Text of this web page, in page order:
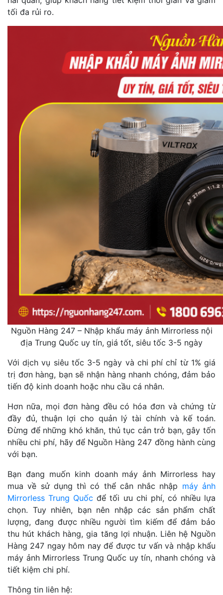
tối đa rủi ro.
Nguồn Hàng 247 – Nhập khẩu máy ảnh Mirrorless nội
địa Trung Quốc uy tín, giá tốt, siêu tốc 3-5 ngày
Với dịch vụ siêu tốc 3-5 ngày và chi phí chỉ từ 1% giá
trị đơn hàng, bạn sẽ nhận hàng nhanh chóng, đảm bảo
tiến độ kinh doanh hoặc nhu cầu cá nhân.
Hơn nữa, mọi đơn hàng đều có hóa đơn và chứng từ
đầy đủ, thuận lợi cho quản lý tài chính và kế toán.
Đừng để những khó khăn, thủ tục cản trở bạn, gây tốn
nhiều chi phí, hãy để Nguồn Hàng 247 đồng hành cùng
với bạn.
Bạn đang muốn kinh doanh máy ảnh Mirrorless hay
mua về sử dụng thì có thể cân nhắc nhập máy ảnh
Mirrorless Trung Quốc để tối ưu chi phí, có nhiều lựa
chọn. Tuy nhiên, bạn nên nhập các sản phẩm chất
lượng, đang được nhiều người tìm kiếm để đảm bảo
thu hút khách hàng, gia tăng lợi nhuận. Liên hệ Nguồn
Hàng 247 ngay hôm nay để được tư vấn và nhập khẩu
máy ảnh Mirrorless Trung Quốc uy tín, nhanh chóng và
tiết kiệm chi phí.
Thông tin liên hệ: